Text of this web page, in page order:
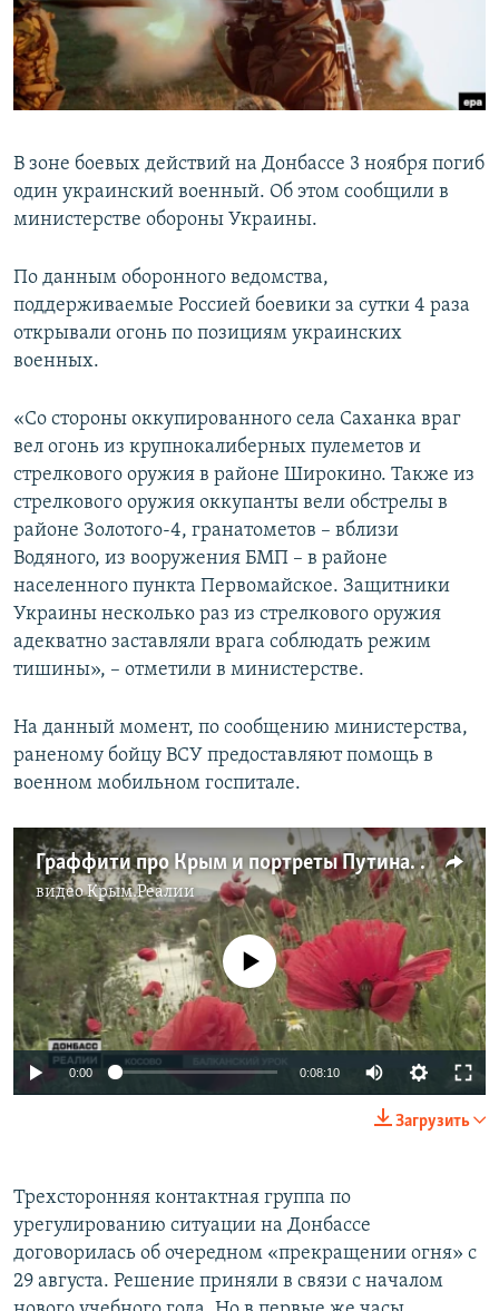
ПОБЕДИТЕЛЕЙ НЕ СУДЯТ?
КРЫМ.НЕПОКОРЕННЫЙ
ELIFBE
ПРИСОЕДИНЯЙТЕСЬ!
Все сайты RFE/RL
В зоне боевых действий на Донбассе 3 ноября погиб
один украинский военный. Об этом сообщили в
министерстве обороны Украины.
По данным оборонного ведомства,
поддерживаемые Россией боевики за сутки 4 раза
открывали огонь по позициям украинских
военных.
«Со стороны оккупированного села Саханка враг
вел огонь из крупнокалиберных пулеметов и
стрелкового оружия в районе Широкино. Также из
стрелкового оружия оккупанты вели обстрелы в
районе Золотого-4, гранатометов – вблизи
Водяного, из вооружения БМП – в районе
населенного пункта Первомайское. Защитники
Украины несколько раз из стрелкового оружия
адекватно заставляли врага соблюдать режим
тишины», – отметили в министерстве.
На данный момент, по сообщению министерства,
раненому бойцу ВСУ предоставляют помощь в
военном мобильном госпитале.
Граффити про Крым и портреты Путина. Повторит ли Донбасс судьбу Косово? (видео)
видеоКрым.Реалии
No media source currently available
0:00 0:08:10
Загрузить
Трехсторонняя контактная группа по
урегулированию ситуации на Донбассе
договорилась об очередном «прекращении огня» с
29 августа. Решение приняли в связи с началом